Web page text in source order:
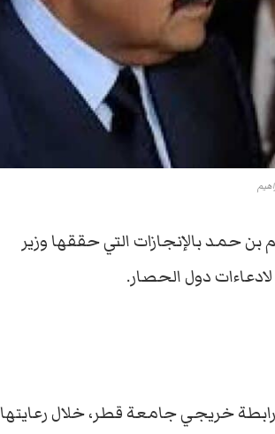
حمد بالإنجازات التي حققها وزير
دول الحصار.
خريجي جامعة قطر، خلال رعايتها